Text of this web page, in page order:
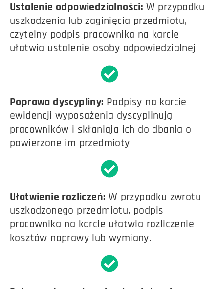
Ustalenie odpowiedzialności: W przypadku
uszkodzenia lub zaginięcia przedmiotu,
czytelny podpis pracownika na karcie
ułatwia ustalenie osoby odpowiedzialnej.
Poprawa dyscypliny: Podpisy na karcie
ewidencji wyposażenia dyscyplinują
pracowników i skłaniają ich do dbania o
powierzone im przedmioty.
Ułatwienie rozliczeń: W przypadku zwrotu
uszkodzonego przedmiotu, podpis
pracownika na karcie ułatwia rozliczenie
kosztów naprawy lub wymiany.